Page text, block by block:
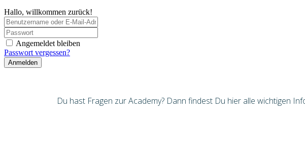
Hallo, willkommen zurück!
Angemeldet bleiben
Passwort vergessen?
Anmelden
Du hast Fragen zur Academy? Dann findest Du hier alle wichtigen